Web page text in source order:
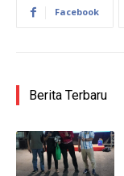
Facebook
Berita Terbaru